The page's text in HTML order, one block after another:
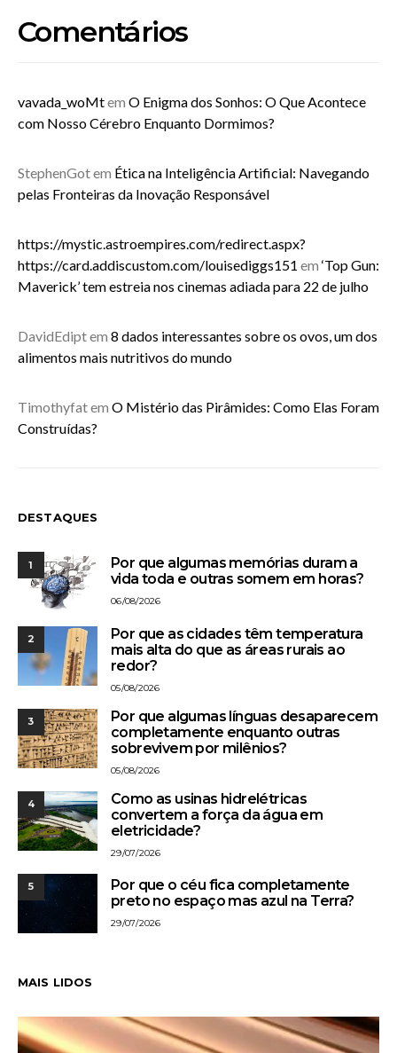
Comentários
vavada_woMtem O Enigma dos Sonhos: O Que Acontece
com Nosso Cérebro Enquanto Dormimos?
StephenGotem Ética na Inteligência Artificial: Navegando
pelas Fronteiras da Inovação Responsável
https://mystic.astroempires.com/redirect.aspx?
https://card.addiscustom.com/louisediggs151 em ‘Top Gun:
Maverick’ tem estreia nos cinemas adiada para 22 de julho
DavidEdiptem 8 dados interessantes sobre os ovos, um dos
alimentos mais nutritivos do mundo
Timothyfatem O Mistério das Pirâmides: Como Elas Foram
Construídas?
DESTAQUES
1
Por que algumas memórias duram a
vida toda e outras somem em horas?
06/08/2026
2
Por que as cidades têm temperatura
mais alta do que as áreas rurais ao
redor?
05/08/2026
3
Por que algumas línguas desaparecem
completamente enquanto outras
sobrevivem por milênios?
05/08/2026
4
Como as usinas hidrelétricas
convertem a força da água em
eletricidade?
29/07/2026
5
Por que o céu fica completamente
preto no espaço mas azul na Terra?
29/07/2026
MAIS LIDOS